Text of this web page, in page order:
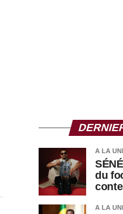
A LA
du
A LA